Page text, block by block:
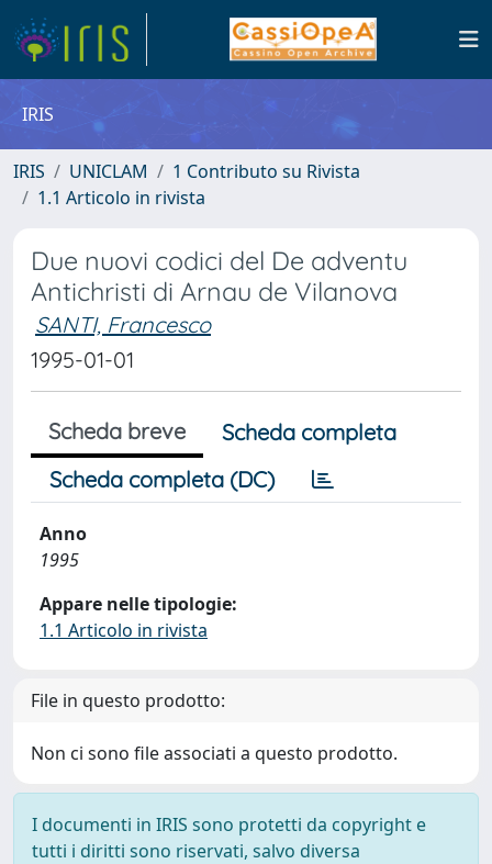
IRIS
IRIS UNICLAM
1 Contributo su Rivista
1.1 Articolo in rivista
Due nuovi codici del De adventu
Antichristi di Arnau de Vilanova
SANTI, Francesco
1995-01-01
Scheda breve
Scheda completa
Scheda completa (DC)
Anno
1995
Appare nelle tipologie:
1.1 Articolo in rivista
File in questo prodotto:
Non ci sono file associati a questo prodotto.
I documenti in IRIS sono protetti da copyright e
tutti i diritti sono riservati, salvo diversa